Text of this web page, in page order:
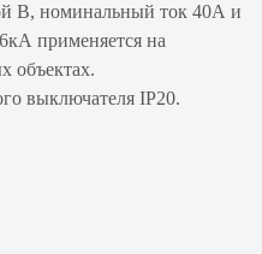
В, номинальный ток 40А и
применяется на
объектах.
выключателя IP20.